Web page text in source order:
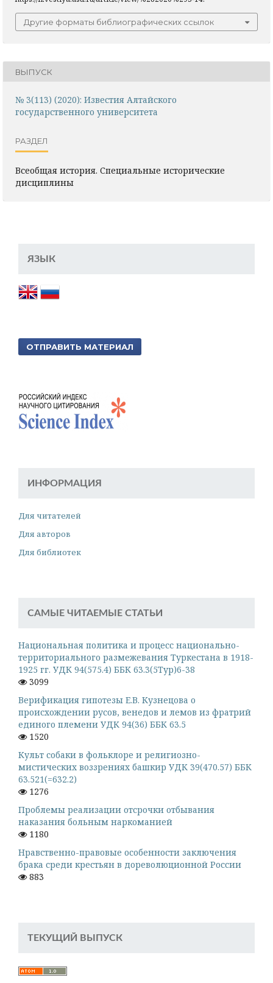
Другие форматы библиографических ссылок
ВЫПУСК
№ 3(113) (2020): Известия Алтайского
государственного университета
РАЗДЕЛ
Всеобщая история. Специальные исторические
дисциплины
ЯЗЫК
ОТПРАВИТЬ МАТЕРИАЛ
ИНФОРМАЦИЯ
Для читателей
Для авторов
Для библиотек
САМЫЕ ЧИТАЕМЫЕ СТАТЬИ
Национальная политика и процесс национально-
территориального размежевания Туркестана в 1918-
1925 гг. УДК 94(575.4) ББК 63.3(5Тур)6-38
3099
Верификация гипотезы Е.В. Кузнецова о
происхождении русов, венедов и лемов из фратрий
единого племени УДК 94(36) ББК 63.5
1520
Культ собаки в фольклоре и религиозно-
мистических воззрениях башкир УДК 39(470.57) ББК
63.521(=632.2)
1276
Проблемы реализации отсрочки отбывания
наказания больным наркоманией
1180
Нравственно-правовые особенности заключения
брака среди крестьян в дореволюционной России
883
ТЕКУЩИЙ ВЫПУСК